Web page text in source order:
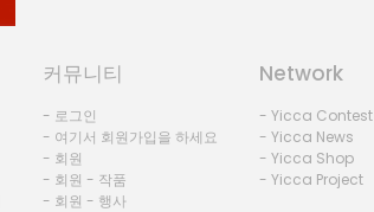
커뮤니티
- 로그인
- 여기서 회원가입을 하세요
- 회원
- 회원 - 작품
- 회원 - 행사
Network
- Yicca Contest
- Yicca News
- Yicca Shop
- Yicca Project